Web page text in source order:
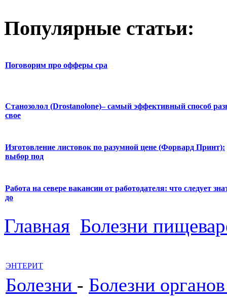
Популярные статьи:
Поговорим про офферы cpa
Станозолол (Drostanolone)– самый эффективный способ
свое
Изготовление листовок по разумной цене (Форвард Принт):
выбор под
Работа на севере вакансии от работодателя: что следует
до
Главная Болезни
ЭНТЕРИТ
Болезни - Болезни